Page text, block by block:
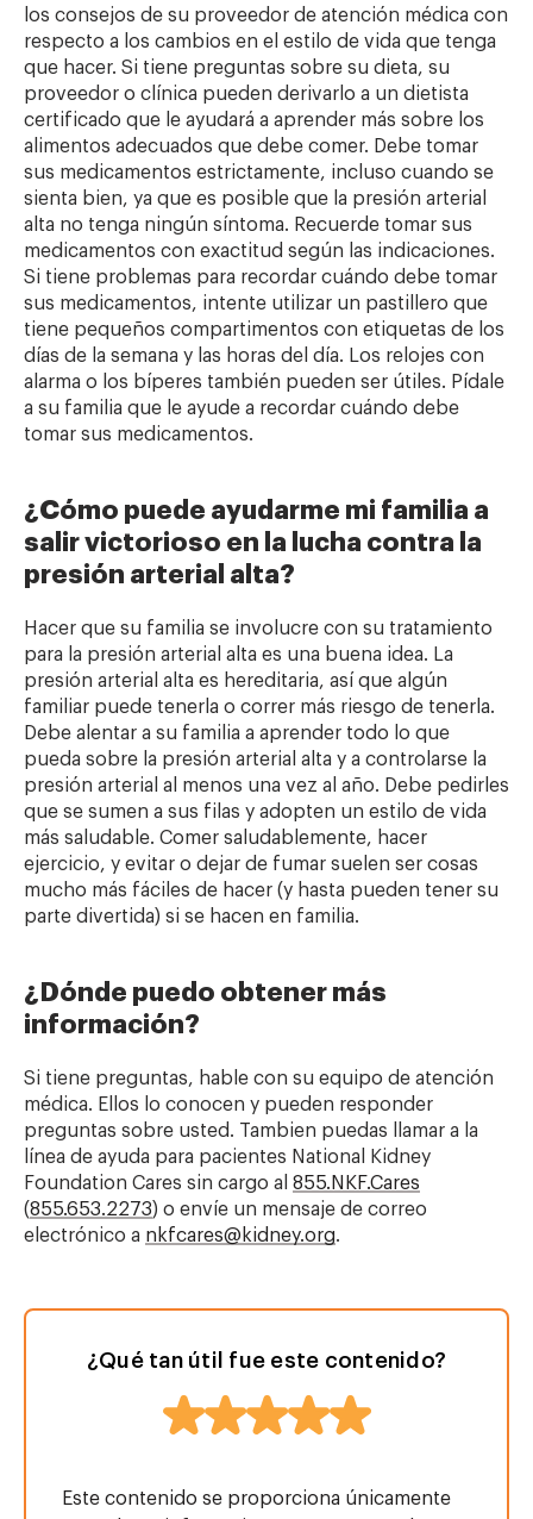
los consejos de su proveedor de atención médica con
respecto a los cambios en el estilo de vida que tenga
que hacer. Si tiene preguntas sobre su dieta, su
proveedor o clínica pueden derivarlo a un dietista
certificado que le ayudará a aprender más sobre los
alimentos adecuados que debe comer. Debe tomar
sus medicamentos estrictamente, incluso cuando se
sienta bien, ya que es posible que la presión arterial
alta no tenga ningún síntoma. Recuerde tomar sus
medicamentos con exactitud según las indicaciones.
Si tiene problemas para recordar cuándo debe tomar
sus medicamentos, intente utilizar un pastillero que
tiene pequeños compartimentos con etiquetas de los
días de la semana y las horas del día. Los relojes con
alarma o los bíperes también pueden ser útiles. Pídale
a su familia que le ayude a recordar cuándo debe
tomar sus medicamentos.
¿Cómo puede ayudarme mi familia a
salir victorioso en la lucha contra la
presión arterial alta?
Hacer que su familia se involucre con su tratamiento
para la presión arterial alta es una buena idea. La
presión arterial alta es hereditaria, así que algún
familiar puede tenerla o correr más riesgo de tenerla.
Debe alentar a su familia a aprender todo lo que
pueda sobre la presión arterial alta y a controlarse la
presión arterial al menos una vez al año. Debe pedirles
que se sumen a sus filas y adopten un estilo de vida
más saludable. Comer saludablemente, hacer
ejercicio, y evitar o dejar de fumar suelen ser cosas
mucho más fáciles de hacer (y hasta pueden tener su
parte divertida) si se hacen en familia.
¿Dónde puedo obtener más
información?
Si tiene preguntas, hable con su equipo de atención
médica. Ellos lo conocen y pueden responder
preguntas sobre usted. Tambien puedas llamar a la
línea de ayuda para pacientes National Kidney
Foundation Cares sin cargo al 855.NKF.Cares
(855.653.2273) o envíe un mensaje de correo
electrónico a nkfcares@kidney.org.
¿Qué tan útil fue este contenido?
Este contenido se proporciona únicamente